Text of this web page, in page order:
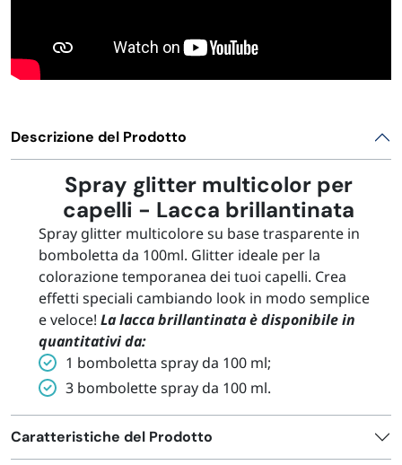
Descrizione del Prodotto
Spray glitter multicolor per
capelli - Lacca brillantinata
Spray glitter multicolore su base trasparente in
bomboletta da 100ml. Glitter ideale per la
colorazione temporanea dei tuoi capelli. Crea
effetti speciali cambiando look in modo semplice
e veloce! La lacca brillantinata è disponibile in
quantitativi da:
1 bomboletta spray da 100 ml;
3 bombolette spray da 100 ml.
Caratteristiche del Prodotto